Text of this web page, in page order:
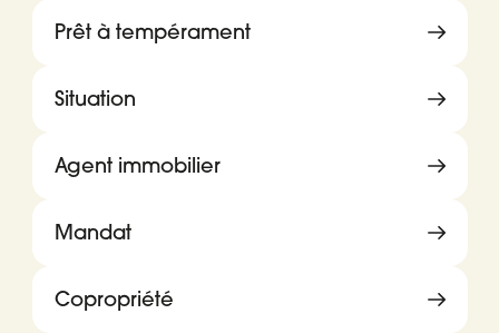
Prêt à tempérament
Situation
Agent immobilier
Mandat
Copropriété